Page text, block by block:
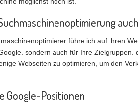
führe ich auf Ihren
sondern auch für Ihre
Webseiten zu optimieren, um den
Google-Positionen